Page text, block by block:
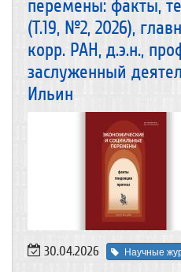
перемены: факты,
(Т.19, №2, 2026),
корр. РАН, д.э.н.,
заслуженный
Ильин
30.04.2026 Научные